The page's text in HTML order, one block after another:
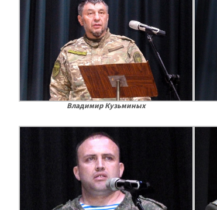
Владимир Кузьминых